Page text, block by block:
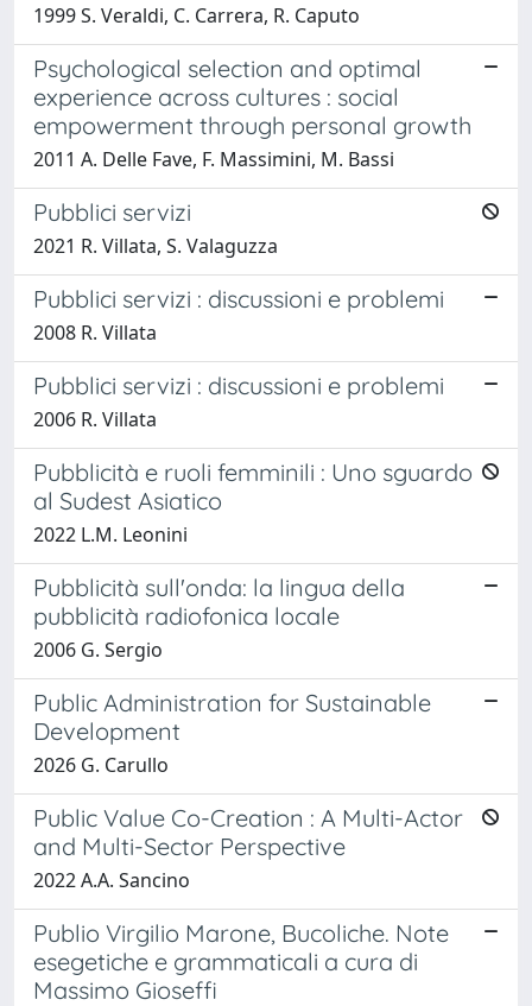
1999 S. Veraldi, C. Carrera, R. Caputo
Psychological selection and optimal
experience across cultures : social
empowerment through personal growth
2011 A. Delle Fave, F. Massimini, M. Bassi
Pubblici servizi
2021 R. Villata, S. Valaguzza
Pubblici servizi : discussioni e problemi
2008 R. Villata
Pubblici servizi : discussioni e problemi
2006 R. Villata
Pubblicità e ruoli femminili : Uno sguardo
al Sudest Asiatico
2022 L.M. Leonini
Pubblicità sull'onda: la lingua della
pubblicità radiofonica locale
2006 G. Sergio
Public Administration for Sustainable
Development
2026 G. Carullo
Public Value Co-Creation : A Multi-Actor
and Multi-Sector Perspective
2022 A.A. Sancino
Publio Virgilio Marone, Bucoliche. Note
esegetiche e grammaticali a cura di
Massimo Gioseffi